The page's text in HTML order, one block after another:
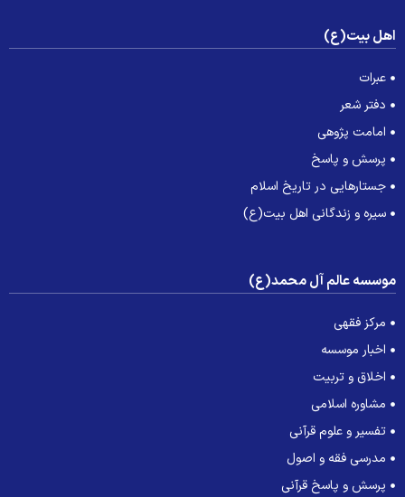
بیت(ع)
عبرات
دفتر شعر
امامت پژوهی
پرسش و پاسخ
جستارهایی در تاریخ اسلام
سیره و زندگانی اهل بیت(ع)
عالم آل محمد(ع)
مرکز فقهی
اخبار موسسه
اخلاق و تربیت
مشاوره اسلامی
تفسیر و علوم قرآنی
مدرسی فقه و اصول
پرسش و پاسخ قرآنی